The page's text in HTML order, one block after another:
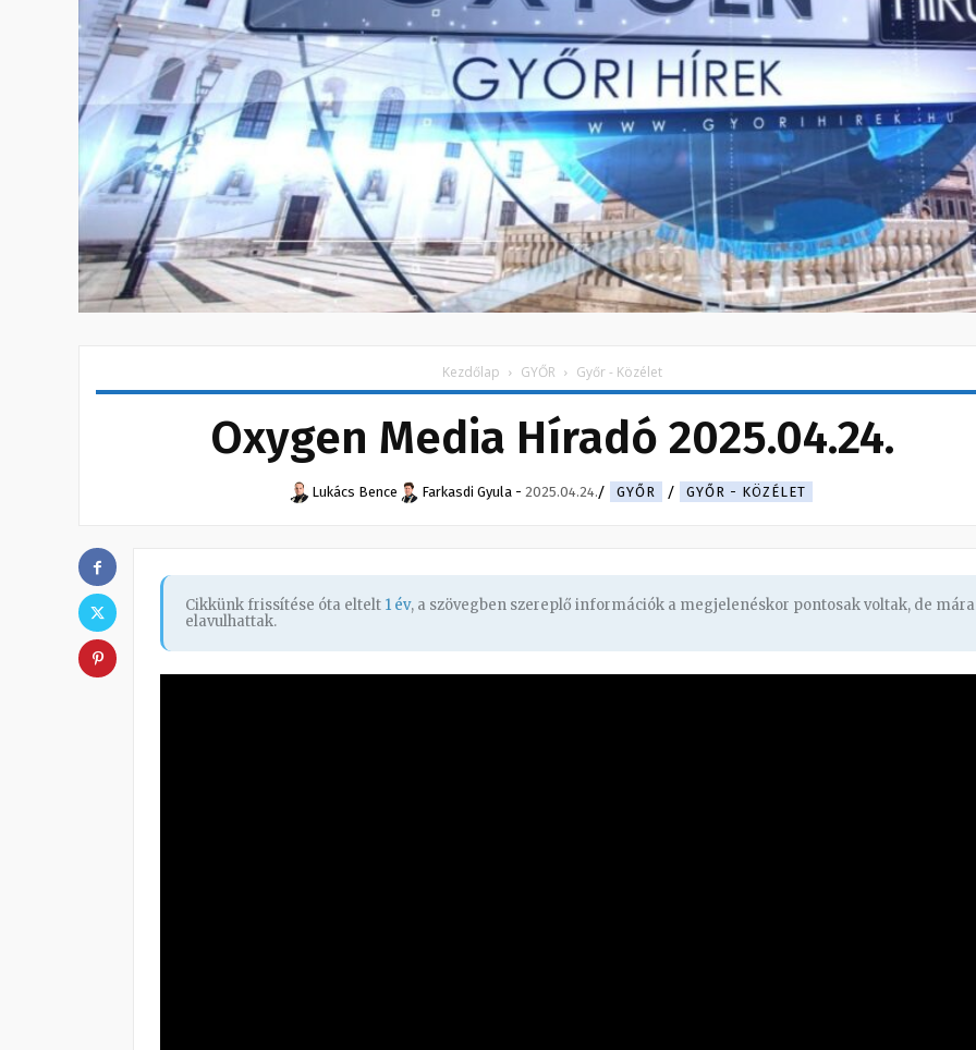
Kezdőlap GYŐR Győr - Közélet
Oxygen Media Híradó 2025.04.24.
Lukács Bence Farkasdi Gyula - 2025.04.24. GYŐR GYŐR - KÖZÉLET
Cikkünk frissítése óta eltelt 1 év, a szövegben szereplő információk a megjelenéskor pontosak voltak, de mára
elavulhattak.